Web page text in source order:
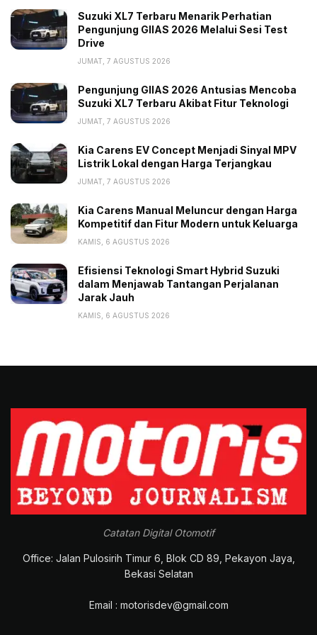
Kehadiran identitas visual ini kini tersebar di berbagai
lini produk dan layanan Kia secara konsisten. Di
tengah persaingan industri yang semakin ketat, Kia
berupaya membuktikan bahwa setiap elemen dalam
logo tersebut adalah janji untuk menghadirkan
pengalaman berkendara yang lebih baik dan
berkelanjutan bagi konsumen di seluruh dunia
termasuk Indonesia.
produsen otomotif
produsen otomtotif
Suzuki XL7 Terbaru Menarik Perhatian
Pengunjung GIIAS 2026 Melalui Sesi Test
Drive
JUMAT, 7 AGUSTUS 2026
Pengunjung GIIAS 2026 Antusias Mencoba
Suzuki XL7 Terbaru Akibat Fitur Teknologi
JUMAT, 7 AGUSTUS 2026
Kia Carens EV Concept Menjadi Sinyal MPV
Listrik Lokal dengan Harga Terjangkau
JUMAT, 7 AGUSTUS 2026
Kia Carens Manual Meluncur dengan Harga
Kompetitif dan Fitur Modern untuk Keluarga
KAMIS, 6 AGUSTUS 2026
Efisiensi Teknologi Smart Hybrid Suzuki
dalam Menjawab Tantangan Perjalanan
Jarak Jauh
KAMIS, 6 AGUSTUS 2026
Catatan Digital Otomotif
Office: Jalan Pulosirih Timur 6, Blok CD 89, Pekayon Jaya,
Bekasi Selatan
Email : motorisdev@gmail.com